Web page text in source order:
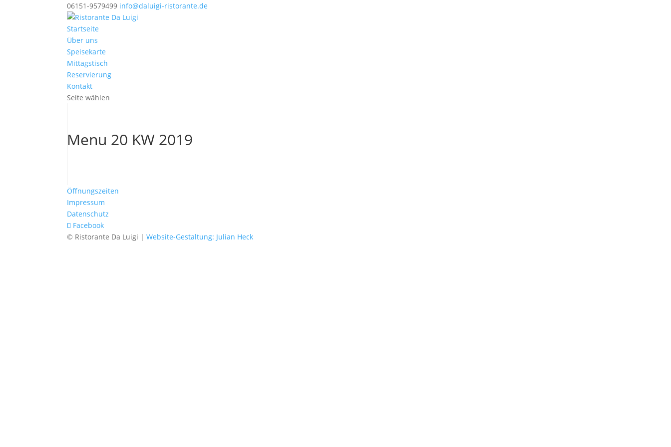
06151-9579499 info@daluigi-ristorante.de
Startseite
Über uns
Speisekarte
Mittagstisch
Reservierung
Kontakt
Seite wählen
Menu 20 KW 2019
Öffnungszeiten
Impressum
Datenschutz
Facebook
© Ristorante Da Luigi |Website-Gestaltung: Julian Heck